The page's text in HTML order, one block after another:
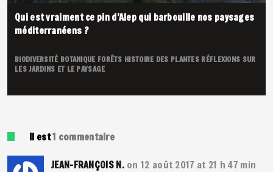
Qui est vraiment ce pin d’Alep qui barbouille nos paysages
méditerranéens ?
BIODIVERSITÉ BOTANIQUE FORÊTS HISTOIRE DES PLANTES RÉFLEXIONS SUR
LES JARDINS ET LE PAYSAGE
Il est1 commentaire
JEAN-FRANÇOIS N. on 12 août 2017 at 21 h 47 min